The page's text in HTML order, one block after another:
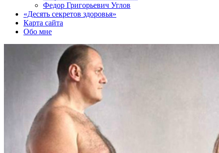
Федор Григорьевич Углов
«Десять секретов здоровья»
Карта сайта
Обо мне